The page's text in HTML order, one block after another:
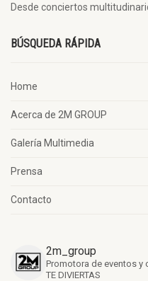
Desde conciertos
BÚSQUEDA RÁPIDA
Home
Acerca de 2M GROUP
Galería Multimedia
Prensa
Contacto
2m_group
Promotora de eventos y
TE DIVIERTAS